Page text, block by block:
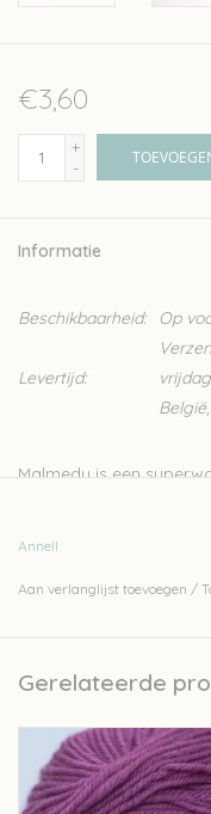
€3,60
+
-
Informatie
Beschikbaarheid: Op
Levertijd:
Malmedy is een
Nld: 3,5-4mm
Wil je meer wol
een Belgisch bedrijf,
bijbestellen op vraag.
Annell
Aan verlanglijst toevoegen /
Gerelateerde